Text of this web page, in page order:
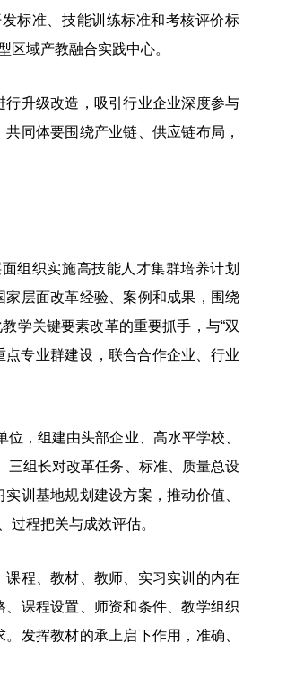
标准、技能训练标准和考核评价标
域产教融合实践中心。
升级改造，吸引行业企业深度参与
同体要围绕产业链、供应链布局，
组织实施高技能人才集群培养计划
家层面改革经验、案例和成果，围绕
学关键要素改革的重要抓手，与“双
点专业群建设，联合合作企业、行业
，组建由头部企业、高水平学校、
三组长对改革任务、标准、质量总设
训基地规划建设方案，推动价值、
程把关与成效评估。
程、教材、教师、实习实训的内在
课程设置、师资和条件、教学组织
发挥教材的承上启下作用，准确、